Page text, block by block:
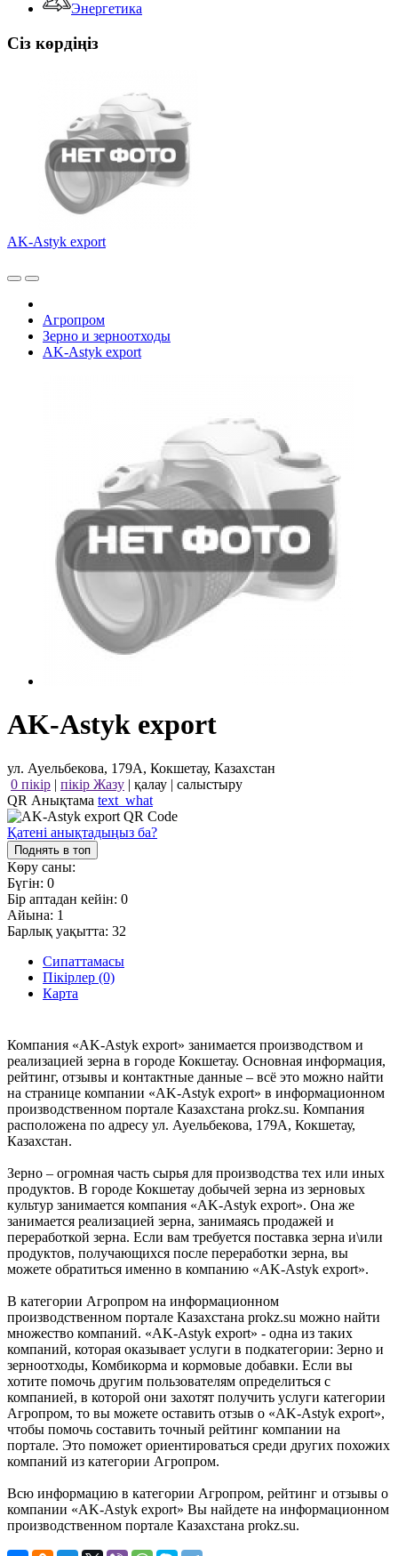
Энергетика
Сіз көрдіңіз
AK-Astyk export
Агропром
Зерно и зерноотходы
AK-Astyk export
AK-Astyk export
ул. Ауельбекова, 179А, Кокшетау, Казахстан
0 пікір | пікір Жазу | қалау | салыстыру
QR Анықтама text_what
Қатені анықтадыңыз ба?
Поднять в топ
Көру саны:
Бүгін: 0
Бір аптадан кейін: 0
Айына: 1
Барлық уақытта: 32
Сипаттамасы
Пікірлер (0)
Карта
Компания «AK-Astyk export» занимается производством и
реализацией зерна в городе Кокшетау. Основная информация,
рейтинг, отзывы и контактные данные – всё это можно найти
на странице компании «AK-Astyk export» в информационном
производственном портале Казахстана prokz.su. Компания
расположена по адресу ул. Ауельбекова, 179А, Кокшетау,
Казахстан.
Зерно – огромная часть сырья для производства тех или иных
продуктов. В городе Кокшетау добычей зерна из зерновых
культур занимается компания «AK-Astyk export». Она же
занимается реализацией зерна, занимаясь продажей и
переработкой зерна. Если вам требуется поставка зерна и\или
продуктов, получающихся после переработки зерна, вы
можете обратиться именно в компанию «AK-Astyk export».
В категории Агропром на информационном
производственном портале Казахстана prokz.su можно найти
множество компаний. «AK-Astyk export» - одна из таких
компаний, которая оказывает услуги в подкатегории: Зерно и
зерноотходы, Комбикорма и кормовые добавки. Если вы
хотите помочь другим пользователям определиться с
компанией, в которой они захотят получить услуги категории
Агропром, то вы можете оставить отзыв о «AK-Astyk export»,
чтобы помочь составить точный рейтинг компании на
портале. Это поможет ориентироваться среди других похожих
компаний из категории Агропром.
Всю информацию в категории Агропром, рейтинг и отзывы о
компании «AK-Astyk export» Вы найдете на информационном
производственном портале Казахстана prokz.su.